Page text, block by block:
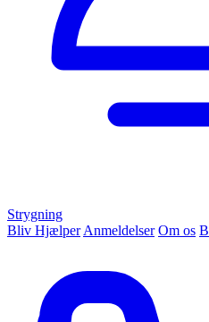
Strygning
Bliv Hjælper Anmeldelser Om os